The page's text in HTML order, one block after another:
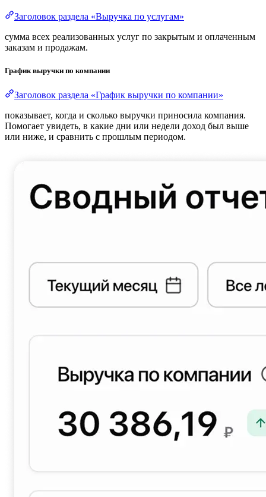
Заголовок раздела «Выручка по услугам»
сумма всех реализованных услуг по закрытым и оплаченным
заказам и продажам.
График выручки по компании
Заголовок раздела «График выручки по компании»
показывает, когда и сколько выручки приносила компания.
Помогает увидеть, в какие дни или недели доход был выше
или ниже, и сравнить с прошлым периодом.